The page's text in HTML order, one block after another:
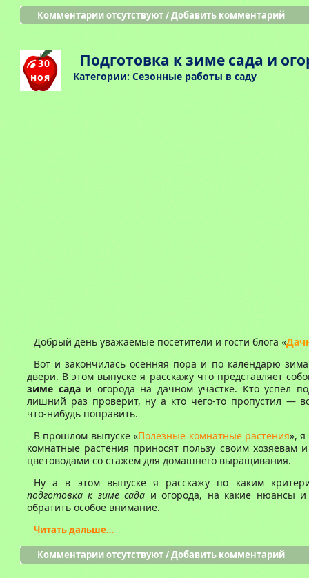
Комментарии отсутствуют/Добавить комментарий
30
ноя
Подготовка к зиме сада и
Категории: Сезонные работы в саду
Добрый день уважаемые посетители и гости блога «
Вот и закончилась осенняя пора и по календарю
двери. В этом выпуске я расскажу что представляет
зиме садаи огорода на дачном участке. Кто успел
лишний раз проверит, ну а кто чего-то пропустил —
что-нибудь поправить.
В прошлом выпуске «Полезные комнатные растения», я
комнатные растения приносят пользу своим хозяевам
цветоводами со стажем для домашнего выращивания.
Ну а в этом выпуске я расскажу по каким
подготовка к зиме сада и огорода, на какие нюансы
обратить особое внимание.
Читать дальше…
Комментарии отсутствуют/Добавить комментарий